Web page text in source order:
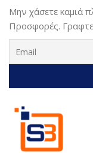
Μην χάσετε καμιά
Προσφορές.